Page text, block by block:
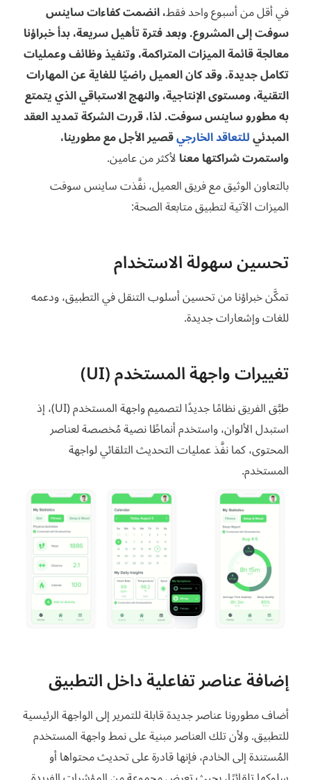
في أقل من أسبوع واحد فقط، انضمت كفاءات ساينس
سوفت إلى المشروع. وبعد فترة تأهيل سريعة، بدأ خبراؤنا
معالجة قائمة الميزات المتراكمة، وتنفيذ وظائف وعمليات
تكامل جديدة. وقد كان العميل راضيًا للغاية عن المهارات
التقنية، ومستوى الإنتاجية، والنهج الاستباقي الذي يتمتع
به مطورو ساينس سوفت. لذا، قررت الشركة تمديد العقد
المبدئيللتعاقد الخارجيقصير الأجل مع مطورينا،
واستمرت شراكتها معنالأكثر من عامين.
بالتعاون الوثيق مع فريق العميل، نفَّذت ساينس سوفت
الميزات الآتية لتطبيق متابعة الصحة:
تحسين سهولة الاستخدام
تمكَّن خبراؤنا من تحسين أسلوب التنقل في التطبيق، ودعمه
للغات وإشعارات جديدة.
تغييرات واجهة المستخدم (UI)
طبَّق الفريق نظامًا جديدًا لتصميم واجهة المستخدم (UI)، إذ
استبدل الألوان، واستخدم أنماطًا نصية مُخصصة لعناصر
المحتوى، كما نفَّذ عمليات التحديث التلقائي لواجهة
المستخدم.
إضافة عناصر تفاعلية داخل التطبيق
أضاف مطورونا عناصر جديدة قابلة للتمرير إلى الواجهة الرئيسية
للتطبيق. ولأن تلك العناصر مبنية على نمط واجهة المستخدم
المُستندة إلى الخادم، فإنها قادرة على تحديث محتواها أو